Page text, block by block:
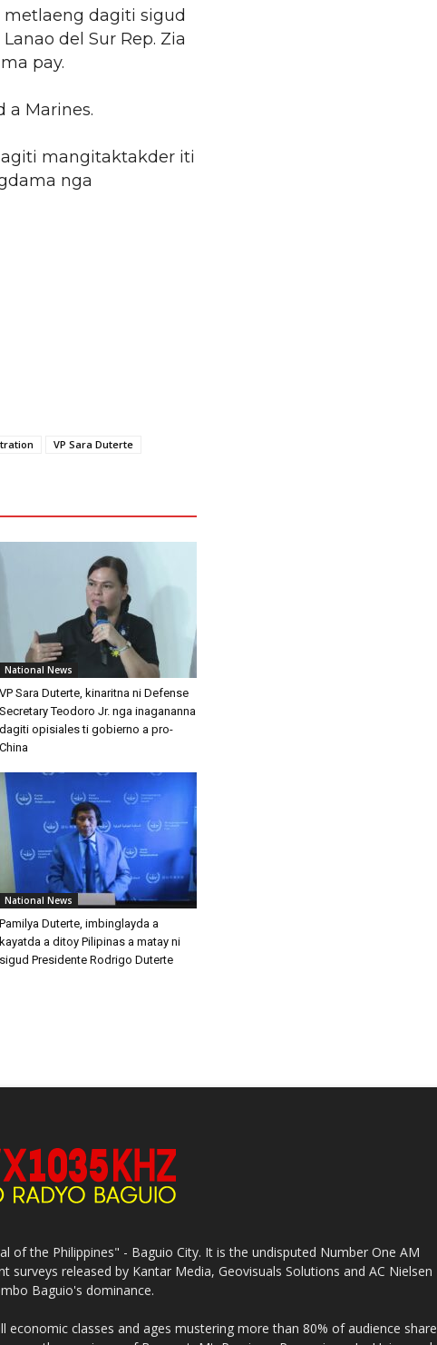
metlaeng dagiti sigud
del Sur Rep. Zia
pay.
a Marines.
mangitaktakder iti
nga
VP Sara Duterte
National News
VP Sara Duterte, kinaritna ni Defense
Secretary Teodoro Jr. nga inagananna
dagiti opisiales ti gobierno a pro-
China
National News
Pamilya Duterte, imbinglayda a
kayatda a ditoy Pilipinas a matay ni
sigud Presidente Rodrigo Duterte
of the Philippines" - Baguio City. It is the undisputed Number One AM
surveys released by Kantar Media, Geovisuals Solutions and AC Nielsen
Baguio's dominance.
classes and ages mustering more than 80% of audience share